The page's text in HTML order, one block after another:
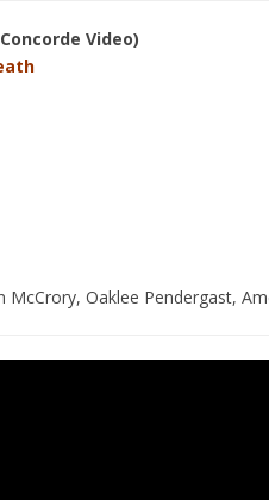
Video)
McCrory, Oaklee Pendergast,